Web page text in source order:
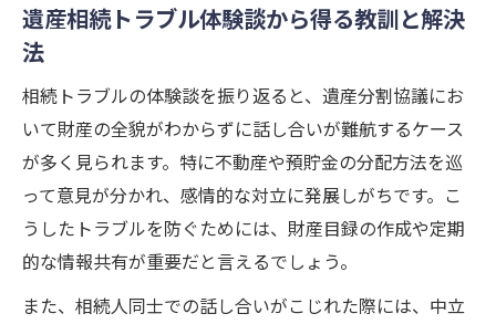
遺産相続トラブル体験談から得る教訓と解決
法
相続トラブルの体験談を振り返ると、遺産分割協議にお
いて財産の全貌がわからずに話し合いが難航するケース
が多く見られます。特に不動産や預貯金の分配方法を巡
って意見が分かれ、感情的な対立に発展しがちです。こ
うしたトラブルを防ぐためには、財産目録の作成や定期
的な情報共有が重要だと言えるでしょう。
また、相続人同士での話し合いがこじれた際には、中立